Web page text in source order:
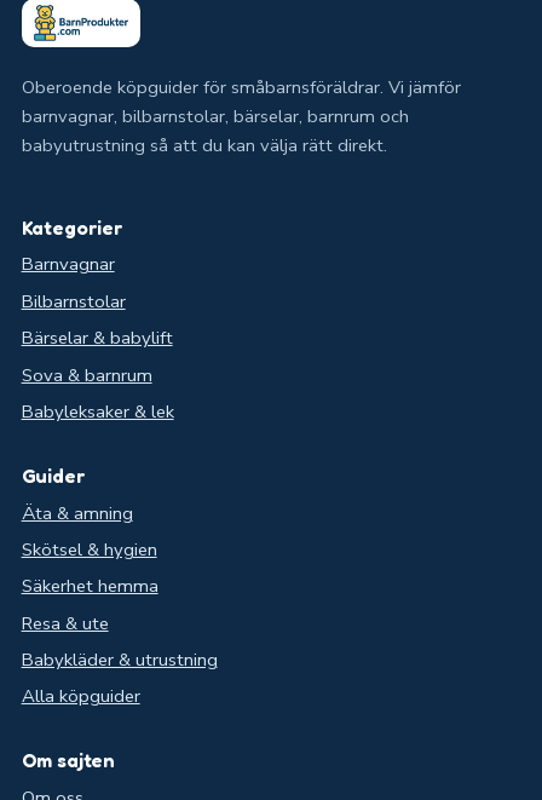
Oberoende köpguider för småbarnsföräldrar. Vi jämför
barnvagnar, bilbarnstolar, bärselar, barnrum och
babyutrustning så att du kan välja rätt direkt.
Kategorier
Barnvagnar
Bilbarnstolar
Bärselar & babylift
Sova & barnrum
Babyleksaker & lek
Guider
Äta & amning
Skötsel & hygien
Säkerhet hemma
Resa & ute
Babykläder & utrustning
Alla köpguider
Om sajten